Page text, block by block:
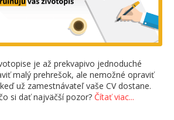
je až prekvapivo jednoduché
malý prehrešok, ale nemožné opraviť
už zamestnávateľ vaše CV dostane.
si dať najväčší pozor? Čítať viac...